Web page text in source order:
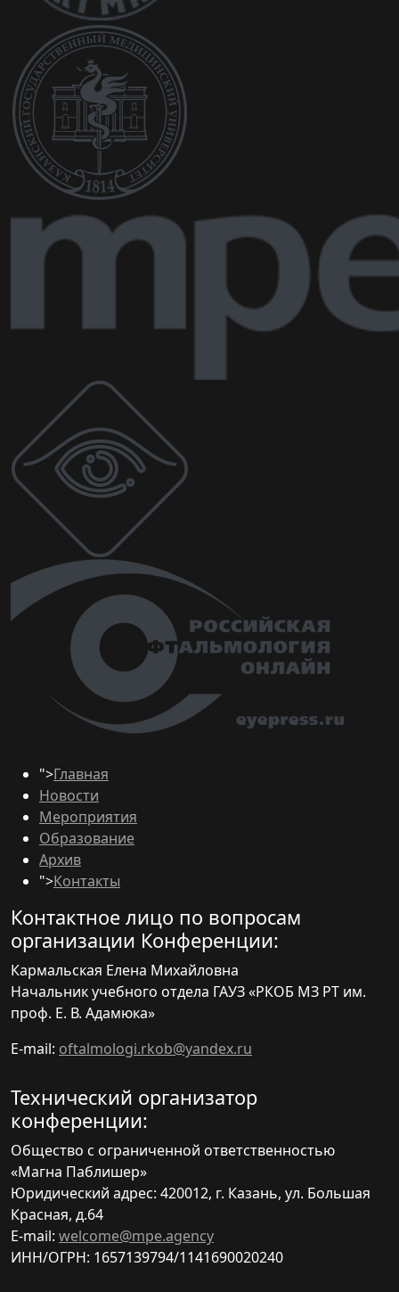
">Главная
Новости
Мероприятия
Образование
Архив
">Контакты
Контактное лицо по вопросам
организации Конференции:
Кармальская Елена Михайловна
Начальник учебного отдела ГАУЗ «РКОБ МЗ РТ им.
проф. Е. В. Адамюка»
E-mail: oftalmologi.rkob@yandex.ru
Технический организатор
конференции:
Общество с ограниченной ответственностью
«Магна Паблишер»
Юридический адрес: 420012, г. Казань, ул. Большая
Красная, д.64
E-mail: welcome@mpe.agency
ИНН/ОГРН: 1657139794/1141690020240